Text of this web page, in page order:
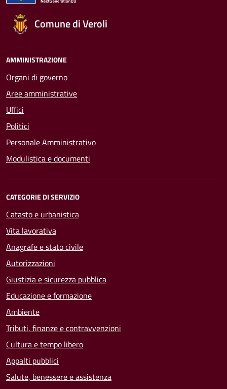
Comune di Veroli
AMMINISTRAZIONE
Organi di governo
Aree amministrative
Uffici
Politici
Personale Amministrativo
Modulistica e documenti
CATEGORIE DI SERVIZIO
Catasto e urbanistica
Vita lavorativa
Anagrafe e stato civile
Autorizzazioni
Giustizia e sicurezza pubblica
Educazione e formazione
Ambiente
Tributi, finanze e contravvenzioni
Cultura e tempo libero
Appalti pubblici
Salute, benessere e assistenza